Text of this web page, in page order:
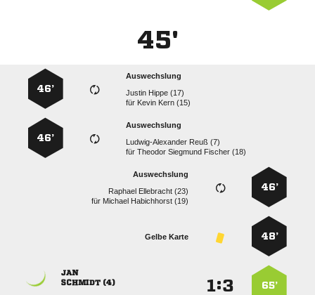
45'
Auswechslung
  
für   
46’
Auswechslung
  
für   
46’
46’
Auswechslung
  
für   
48’
Gelbe Karte
65’
:

 